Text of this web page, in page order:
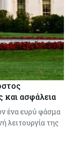
και ασφάλεια
ένα ευρύ φάσμα
λειτουργία της